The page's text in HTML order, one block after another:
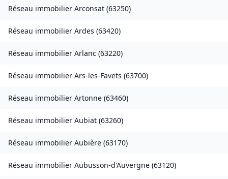
Réseau immobilier Arconsat (63250)
Réseau immobilier Ardes (63420)
Réseau immobilier Arlanc (63220)
Réseau immobilier Ars-les-Favets (63700)
Réseau immobilier Artonne (63460)
Réseau immobilier Aubiat (63260)
Réseau immobilier Aubière (63170)
Réseau immobilier Aubusson-d'Auvergne (63120)